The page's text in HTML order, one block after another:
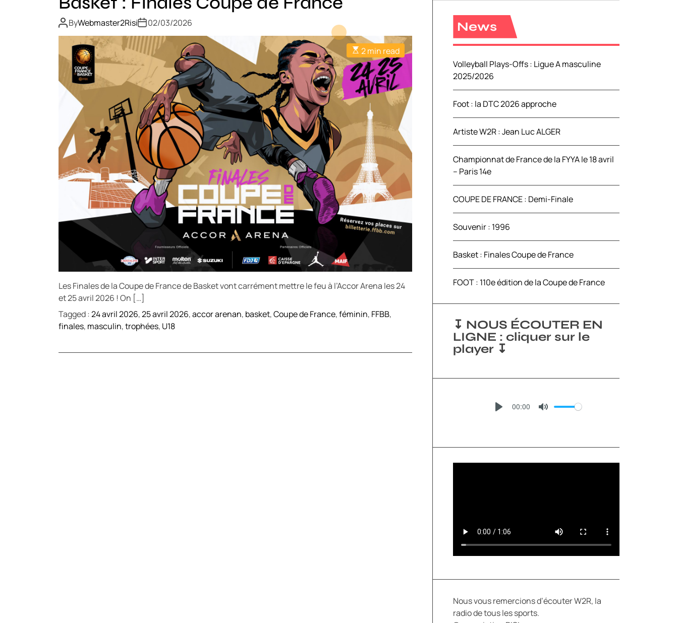
ByWebmaster2Risi 02/03/2026
2 min read
Les Finales de la Coupe de France de Basket vont carrément mettre le feu à l’Accor Arena les 24
et 25 avril 2026 ! On […]
Tagged :24 avril 2026,25 avril 2026,accor arenan, basket,Coupe de France,féminin, FFBB,
finales, masculin,trophées, U18
h
e
r
News
Volleyball Plays-Offs : Ligue A masculine
2025/2026
Foot : la DTC 2026 approche
Artiste W2R : Jean Luc ALGER
Championnat de France de la FYYA le 18 avril
– Paris 14e
COUPE DE FRANCE : Demi-Finale
Souvenir : 1996
Basket : Finales Coupe de France
FOOT : 110e édition de la Coupe de France
↧ NOUS ÉCOUTER EN
LIGNE : cliquer sur le
player ↧
A
00:00
T
Nous vous remercions d’écouter W2R, la
radio de tous les sports.